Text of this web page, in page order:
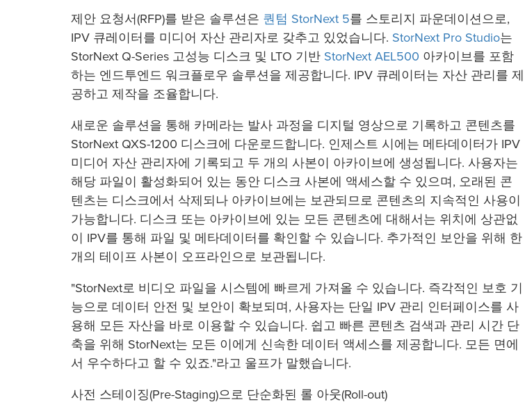
제안 요청서(RFP)를 받은 솔루션은 퀀텀 StorNext 5를 스토리지 파운데이션으로,
IPV 큐레이터를 미디어 자산 관리자로 갖추고 있었습니다. StorNext Pro Studio는
StorNext Q-Series 고성능 디스크 및 LTO 기반 StorNext AEL500 아카이브를 포함
하는 엔드투엔드 워크플로우 솔루션을 제공합니다. IPV 큐레이터는 자산 관리를 제
공하고 제작을 조율합니다.
새로운 솔루션을 통해 카메라는 발사 과정을 디지털 영상으로 기록하고 콘텐츠를
StorNext QXS-1200 디스크에 다운로드합니다. 인제스트 시에는 메타데이터가 IPV
미디어 자산 관리자에 기록되고 두 개의 사본이 아카이브에 생성됩니다. 사용자는
해당 파일이 활성화되어 있는 동안 디스크 사본에 액세스할 수 있으며, 오래된 콘
텐츠는 디스크에서 삭제되나 아카이브에는 보관되므로 콘텐츠의 지속적인 사용이
가능합니다. 디스크 또는 아카이브에 있는 모든 콘텐츠에 대해서는 위치에 상관없
이 IPV를 통해 파일 및 메타데이터를 확인할 수 있습니다. 추가적인 보안을 위해 한
개의 테이프 사본이 오프라인으로 보관됩니다.
"StorNext로 비디오 파일을 시스템에 빠르게 가져올 수 있습니다. 즉각적인 보호 기
능으로 데이터 안전 및 보안이 확보되며, 사용자는 단일 IPV 관리 인터페이스를 사
용해 모든 자산을 바로 이용할 수 있습니다. 쉽고 빠른 콘텐츠 검색과 관리 시간 단
축을 위해 StorNext는 모든 이에게 신속한 데이터 액세스를 제공합니다. 모든 면에
서 우수하다고 할 수 있죠."라고 울프가 말했습니다.
사전 스테이징(Pre-Staging)으로 단순화된 롤 아웃(Roll-out)